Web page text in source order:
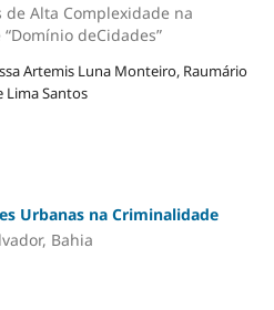
Alta Complexidade na
deCidades”
Artemis Luna Monteiro, Raumário
Lima Santos
Urbanas na Criminalidade
Bahia